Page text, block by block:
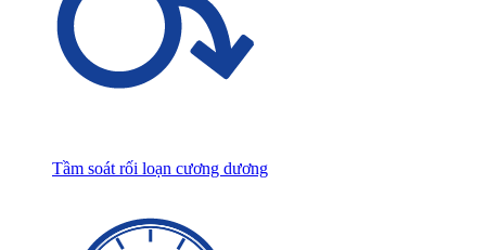
Tầm soát rối loạn cương dương